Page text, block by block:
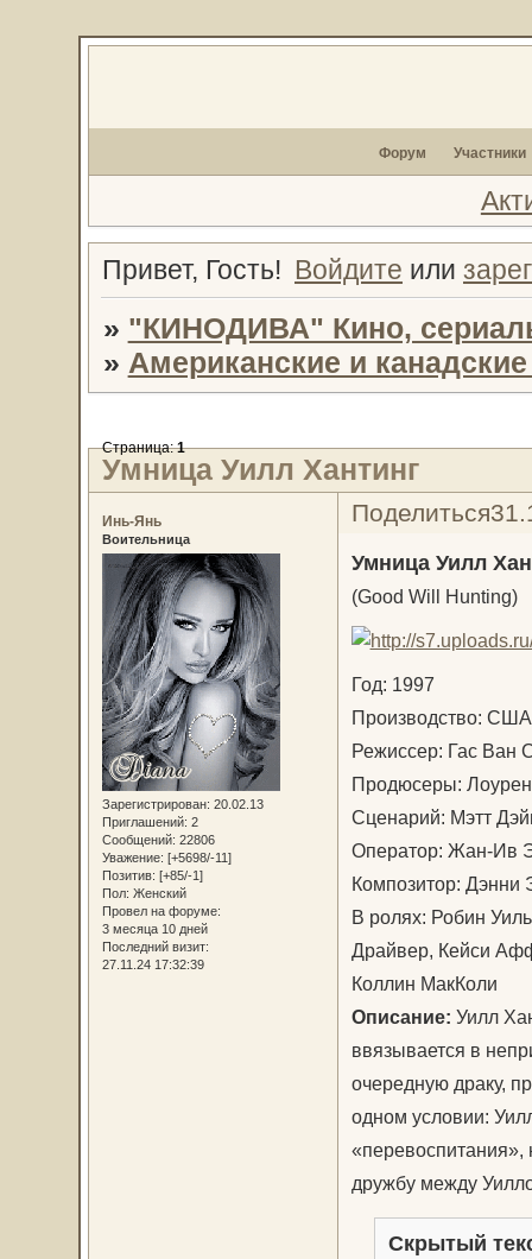
Форум Участники
Привет, Гость! Войдите или
» "КИНОДИВА" Кино,
» Американские и
Умница Уилл Хантинг
Страница:1
Поделиться
Инь-Янь
Воительница
Зарегистрирован: 20.02.13
Приглашений: 2
Сообщений: 22806
Уважение: [+5698/-11]
Позитив: [+85/-1]
Пол: Женский
Провел на форуме:
3 месяца 10 дней
Последний визит:
27.11.24 17:32:39
Умница Уилл
(Good Will Hunting)
Год: 1997
Производство:
Режиссер: Гас
Продюсеры:
Сценарий: Мэтт
Оператор: Жан-Ив
Композитор:
В ролях: Робин
Драйвер, Кейси
Коллин МакКоли
Описание: Уилл
ввязывается в
очередную драку,
одном условии:
«перевоспитания»,
дружбу между
Скрытый